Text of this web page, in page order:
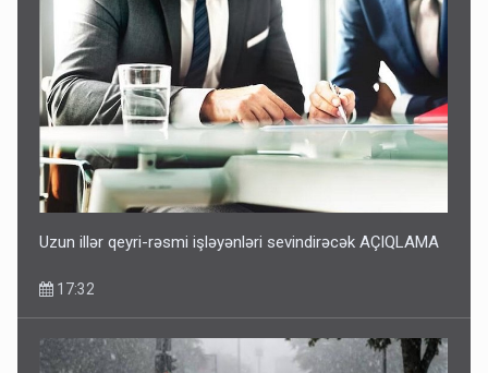
Uzun illər qeyri-rəsmi işləyənləri sevindirəcək AÇIQLAMA
17:32